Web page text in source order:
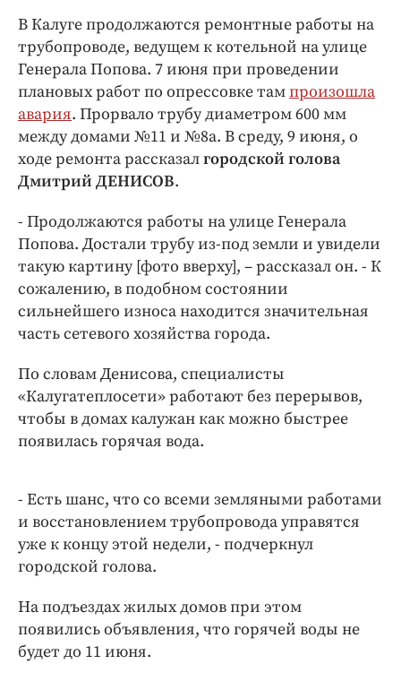
Издания
Медиаперсона
Интересное чтиво
Клиника года
Бренд года
Работодатель года
В Калуге продолжаются ремонтные работы на
трубопроводе, ведущем к котельной на улице
Генерала Попова. 7 июня при проведении
плановых работ по опрессовке тампроизошла
авария. Прорвало трубу диаметром 600 мм
между домами №11 и №8а. В среду, 9 июня, о
ходе ремонта рассказалгородской голова
Дмитрий ДЕНИСОВ.
- Продолжаются работы на улице Генерала
Попова. Достали трубу из-под земли и увидели
такую картину [фото вверху], – рассказал он. - К
сожалению, в подобном состоянии
сильнейшего износа находится значительная
часть сетевого хозяйства города.
По словам Денисова, специалисты
«Калугатеплосети» работают без перерывов,
чтобы в домах калужан как можно быстрее
появилась горячая вода.
- Есть шанс, что со всеми земляными работами
и восстановлением трубопровода управятся
уже к концу этой недели, - подчеркнул
городской голова.
На подъездах жилых домов при этом
появились объявления, что горячей воды не
будет до 11 июня.